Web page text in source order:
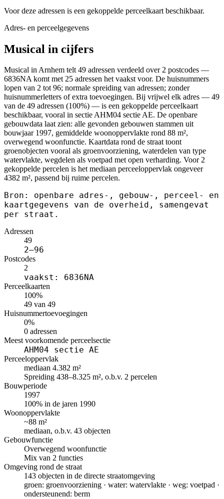
Voor deze adressen is een gekoppelde perceelkaart beschikbaar.
Adres- en perceelgegevens
Musical in cijfers
Musical in Arnhem telt 49 adressen verdeeld over 2 postcodes —
6836NA komt met 25 adressen het vaakst voor. De huisnummers
lopen van 2 tot 96; normale spreiding van adressen; zonder
huisnummerletters of extra toevoegingen. Bij vrijwel elk adres — 49
van de 49 adressen (100%) — is een gekoppelde perceelkaart
beschikbaar, vooral in sectie AHM04 sectie AE. De openbare
gebouwdata laat zien: alle gevonden gebouwen stammen uit
bouwjaar 1997, gemiddelde woonoppervlakte rond 88 m²,
overwegend woonfunctie. Kaartdata rond de straat toont
groenobjecten vooral als groenvoorziening, waterdelen van type
watervlakte, wegdelen als voetpad met open verharding. Voor 2
gekoppelde percelen is het mediaan perceeloppervlak ongeveer
4382 m², passend bij ruime percelen.
Bron: openbare adres-, gebouw-, perceel- en
kaartgegevens van de overheid, samengevat
per straat.
Adressen
49
2–96
Postcodes
2
vaakst: 6836NA
Perceelkaarten
100%
49 van 49
Huisnummertoevoegingen
0%
0 adressen
Meest voorkomende perceelsectie
AHM04 sectie AE
Perceeloppervlak
mediaan 4.382 m²
Spreiding 438–8.325 m², o.b.v. 2 percelen
Bouwperiode
1997
100% in de jaren 1990
Woonoppervlakte
~88 m²
mediaan, o.b.v. 43 objecten
Gebouwfunctie
Overwegend woonfunctie
Mix van 2 functies
Omgeving rond de straat
143 objecten in de directe straatomgeving
groen: groenvoorziening · water: watervlakte · weg: voetpad ·
ondersteunend: berm